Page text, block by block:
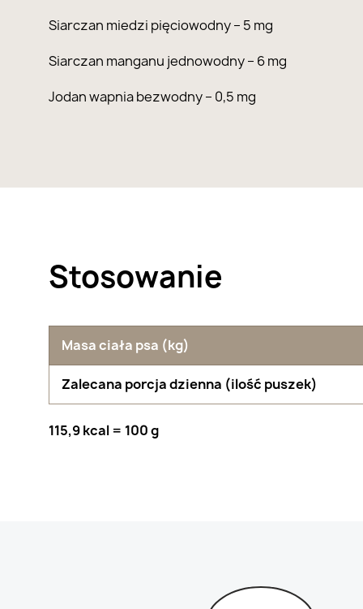
Siarczan miedzi pięciowodny – 5 mg
Siarczan manganu jednowodny – 6 mg
Jodan wapnia bezwodny – 0,5 mg
Stosowanie
Masa ciała psa (kg)
Zalecana porcja dzienna (ilość puszek)
115,9 kcal = 100 g